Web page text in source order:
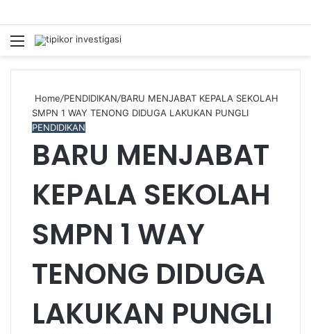
Menu
Home/PENDIDIKAN/BARU MENJABAT KEPALA SEKOLAH
SMPN 1 WAY TENONG DIDUGA LAKUKAN PUNGLI
PENDIDIKAN
BARU MENJABAT
KEPALA SEKOLAH
SMPN 1 WAY
TENONG DIDUGA
LAKUKAN PUNGLI